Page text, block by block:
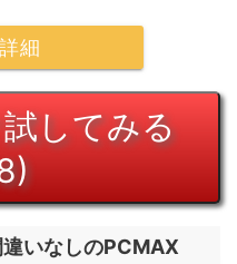
細
してみる
いなしのPCMAX